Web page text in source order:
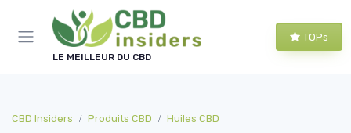
LE MEILLEUR DU CBD
TOPs
CBD Insiders Produits CBD Huiles CBD
Panneau de gestion des cookies